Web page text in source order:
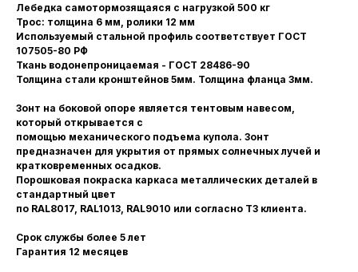
Лебедка самотормозящаяся с нагрузкой 500 кг
Трос: толщина 6 мм, ролики 12 мм
Используемый стальной профиль соответствует ГОСТ
107505-80 РФ
Ткань водонепроницаемая - ГОСТ 28486-90
Толщина стали кронштейнов 5мм. Толщина фланца 3мм.
Зонт на боковой опоре является тентовым навесом,
который открывается с
помощью механического подъема купола. Зонт
предназначен для укрытия от прямых солнечных лучей и
кратковременных осадков.
Порошковая покраска каркаса металлических деталей в
стандартный цвет
по RAL8017, RAL1013, RAL9010 или согласно ТЗ клиента.
Срок службы более 5 лет
Гарантия 12 месяцев